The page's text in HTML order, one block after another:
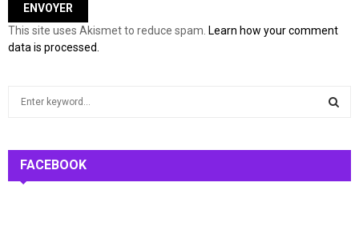
This site uses Akismet to reduce spam. Learn how your comment
data is processed.
FACEBOOK